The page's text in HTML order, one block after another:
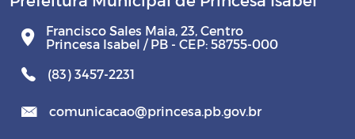
Francisco Sales Maia, 23, Centro
Princesa Isabel / PB - CEP: 58755-000
(83) 3457-2231
comunicacao@princesa.pb.gov.br